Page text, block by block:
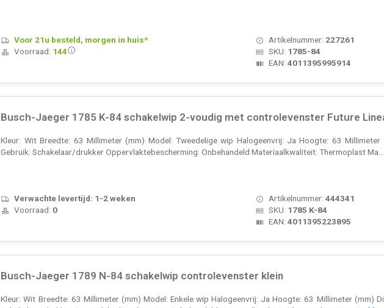
Artikelnummer: 227261
SKU: 1785-84
EAN:4011395995914
Voor 21u besteld, morgen in huis*
Voorraad: 144
Busch-Jaeger 1785 K-84 schakelwip 2-voudig met controlevenster Future
Kleur: Wit Breedte: 63 Millimeter (mm) Model: Tweedelige wip Halogeenvrij: Ja Hoogte: 63
Gebruik: Schakelaar/drukker Oppervlaktebescherming: Onbehandeld Materiaalkwaliteit: Thermoplast Ma...
Artikelnummer:444341
SKU: 1785 K-84
EAN:4011395223895
Verwachte levertijd: 1-2 weken
Voorraad: 0
Busch-Jaeger 1789 N-84 schakelwip controlevenster klein
Kleur: Wit Breedte: 63 Millimeter (mm) Model: Enkele wip Halogeenvrij: Ja Hoogte: 63 Millimeter (mm)